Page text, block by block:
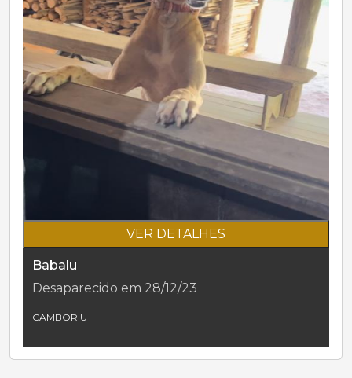
VER DETALHES
Babalu
Desaparecido em 28/12/23
CAMBORIU